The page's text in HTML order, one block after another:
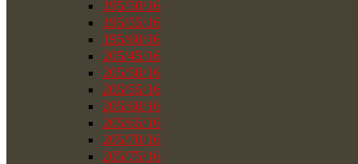
195/50/16
195/55/16
195/60/16
205/45/16
205/50/16
205/55/16
205/60/16
205/65/16
205/70/16
205/75/16